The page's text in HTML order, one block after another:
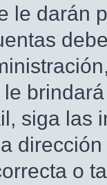
le darán
siga las
o